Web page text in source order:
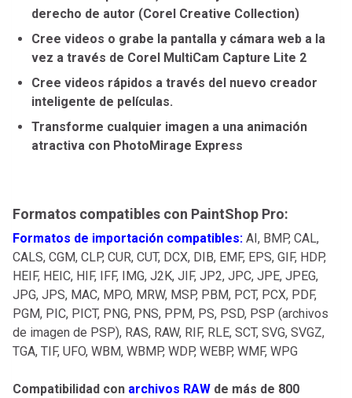
derecho de autor (Corel Creative Collection)
Cree videos o grabe la pantalla y cámara web a la
vez a través de Corel MultiCam Capture Lite 2
Cree videos rápidos a través del nuevo creador
inteligente de películas.
Transforme cualquier imagen a una animación
atractiva con PhotoMirage Express
Formatos compatibles con PaintShop Pro:
Formatos de importación compatibles: AI, BMP, CAL,
CALS, CGM, CLP, CUR, CUT, DCX, DIB, EMF, EPS, GIF, HDP,
HEIF, HEIC, HIF, IFF, IMG, J2K, JIF, JP2, JPC, JPE, JPEG,
JPG, JPS, MAC, MPO, MRW, MSP, PBM, PCT, PCX, PDF,
PGM, PIC, PICT, PNG, PNS, PPM, PS, PSD, PSP (archivos
de imagen de PSP), RAS, RAW, RIF, RLE, SCT, SVG, SVGZ,
TGA, TIF, UFO, WBM, WBMP, WDP, WEBP, WMF, WPG
Compatibilidad con archivos RAW de más de 800